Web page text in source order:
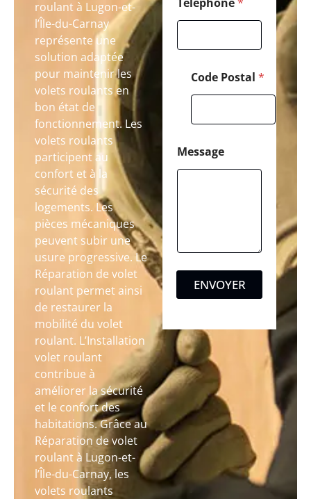
roulant à Lugon-et-
l’Île-du-Carnay
représente une
solution adaptée
pour maintenir les
volets roulants en
bon état de
fonctionnement. Les
volets roulants
participent au
confort et à la
sécurité des
logements. Les
pièces mécaniques
peuvent subir une
usure progressive. Le
Réparation de volet
roulant permet ainsi
de restaurer la
mobilité du volet
roulant. L’Installation
volet roulant
contribue à
améliorer la sécurité
et le confort des
habitations. Grâce au
Réparation de volet
roulant à Lugon-et-
l’Île-du-Carnay, les
volets roulants
Téléphone*
Code Postal *
Message
ENVOYER